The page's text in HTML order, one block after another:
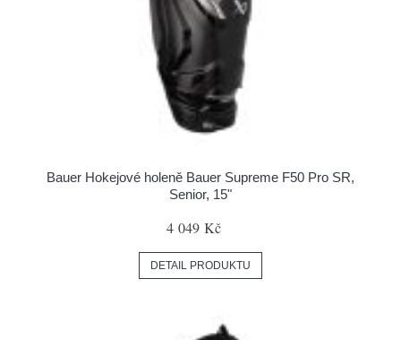
Bauer Hokejové holeně Bauer Supreme F50 Pro SR,
Senior, 15"
4 049 Kč
DETAIL PRODUKTU